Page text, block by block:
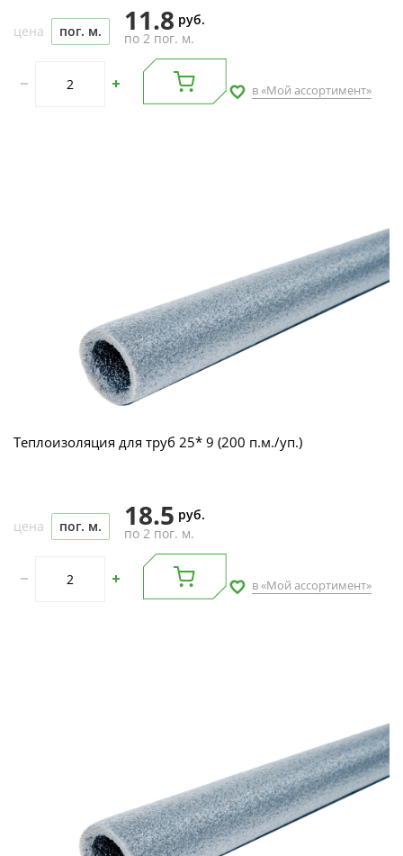
цена пог. м. 11.8 руб.
по 2 пог. м.
в «Мой ассортимент»
Теплоизоляция для труб 25* 9 (200 п.м./уп.)
цена пог. м. 18.5 руб.
по 2 пог. м.
в «Мой ассортимент»